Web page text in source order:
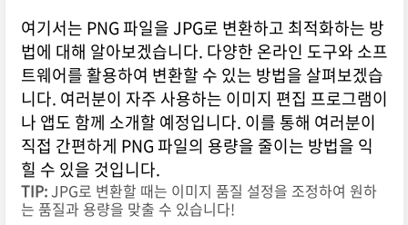
여기서는 PNG 파일을 JPG로 변환하고 최적화하는 방
법에 대해 알아보겠습니다. 다양한 온라인 도구와 소프
트웨어를 활용하여 변환할 수 있는 방법을 살펴보겠습
니다. 여러분이 자주 사용하는 이미지 편집 프로그램이
나 앱도 함께 소개할 예정입니다. 이를 통해 여러분이
직접 간편하게 PNG 파일의 용량을 줄이는 방법을 익
힐 수 있을 것입니다.
TIP:JPG로 변환할 때는 이미지 품질 설정을 조정하여 원하
는 품질과 용량을 맞출 수 있습니다!